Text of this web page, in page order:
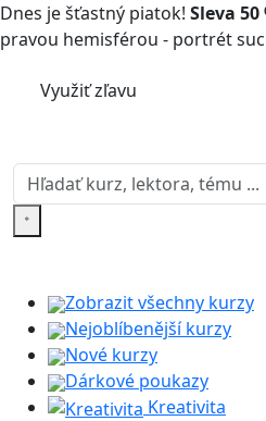
Dnes je šťastný piatok! Sleva 50
pravou hemisférou - portrét
Využiť zľavu
Zobrazit všechny kurzy
Nejoblíbenější kurzy
Nové kurzy
Dárkové poukazy
Kreativita